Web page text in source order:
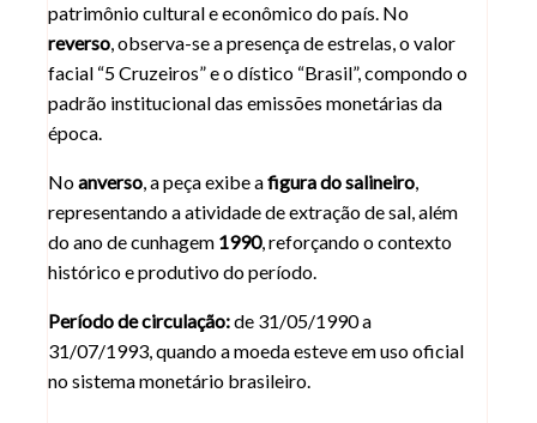
patrimônio cultural e econômico do país. No
reverso, observa-se a presença de estrelas, o valor
facial “5 Cruzeiros” e o dístico “Brasil”, compondo o
padrão institucional das emissões monetárias da
época.
Noanverso, a peça exibe afigura do salineiro,
representando a atividade de extração de sal, além
do ano de cunhagem 1990, reforçando o contexto
histórico e produtivo do período.
Período de circulação:de 31/05/1990 a
31/07/1993, quando a moeda esteve em uso oficial
no sistema monetário brasileiro.